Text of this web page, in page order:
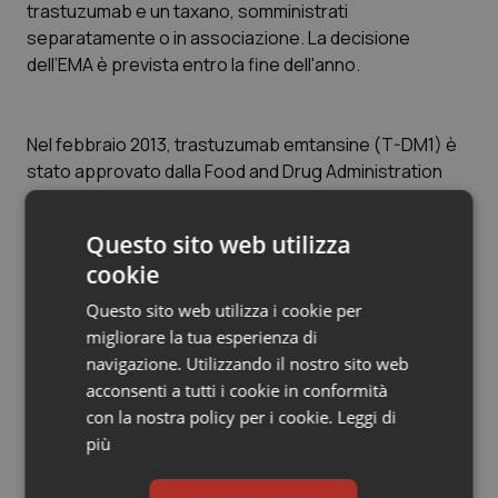
Veneto
Oncoematologia
Psoriasi & pelle
Quotidiano Cardiologia
Quotidiano Chirurgia
Quotidiano Oncologia
Quotidiano Pediatria
trastuzumab e un taxano, somministrati
separatamente o in associazione. La decisione
dell’EMA è prevista entro la fine dell'anno.
Nel febbraio 2013, trastuzumab emtansine (T-DM1) è
stato approvato dalla Food and Drug Administration
statunitense per il trattamento delle donne con mBC
trastuzumab e chemioterapia a base di taxani e che
erano già state trattate per cancro metastatico o che
presentavano una recidiva del tumore allo stadio
precoce durante o entro sei mesi dal completamento
di un ciclo di trattamento a seguito di intervento
chirurgico.
Articoli correlati:
Questo sito web utilizza
cookie
Questo sito web utilizza i cookie per
migliorare la tua esperienza di
navigazione. Utilizzando il nostro sito web
acconsenti a tutti i cookie in conformità
con la nostra policy per i cookie. Leggi di
più